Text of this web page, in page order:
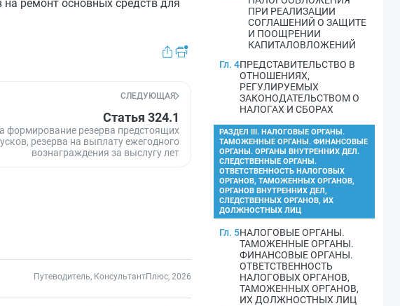
на ремонт основных средств для
СЛЕДУЮЩАЯ
Статья 324.1
формирование резерва предстоящих
резерва на выплату ежегодного
вознаграждения за выслугу лет
Путеводитель, КонсультантПлюс, 2026
ПРИ РЕАЛИЗАЦИИ
СОГЛАШЕНИЙ О ЗАЩИТЕ
И ПООЩРЕНИИ
КАПИТАЛОВЛОЖЕНИЙ
Гл. 4ПРЕДСТАВИТЕЛЬСТВО В
ОТНОШЕНИЯХ,
РЕГУЛИРУЕМЫХ
ЗАКОНОДАТЕЛЬСТВОМ О
НАЛОГАХ И СБОРАХ
РАЗДЕЛ III. НАЛОГОВЫЕ ОРГАНЫ.
ТАМОЖЕННЫЕ ОРГАНЫ. ФИНАНСОВЫЕ
ОРГАНЫ. ОРГАНЫ ВНУТРЕННИХ ДЕЛ.
СЛЕДСТВЕННЫЕ ОРГАНЫ.
ОТВЕТСТВЕННОСТЬ НАЛОГОВЫХ
ОРГАНОВ, ТАМОЖЕННЫХ ОРГАНОВ,
ОРГАНОВ ВНУТРЕННИХ ДЕЛ,
СЛЕДСТВЕННЫХ ОРГАНОВ, ИХ
ДОЛЖНОСТНЫХ ЛИЦ
Гл. 5НАЛОГОВЫЕ ОРГАНЫ.
ТАМОЖЕННЫЕ ОРГАНЫ.
ФИНАНСОВЫЕ ОРГАНЫ.
ОТВЕТСТВЕННОСТЬ
НАЛОГОВЫХ ОРГАНОВ,
ТАМОЖЕННЫХ ОРГАНОВ,
ИХ ДОЛЖНОСТНЫХ ЛИЦ